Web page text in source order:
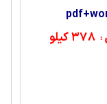
:
378 کیلو